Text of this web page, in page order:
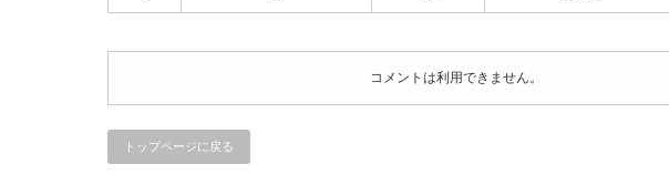
コメントは利用できません。
トップページに戻る